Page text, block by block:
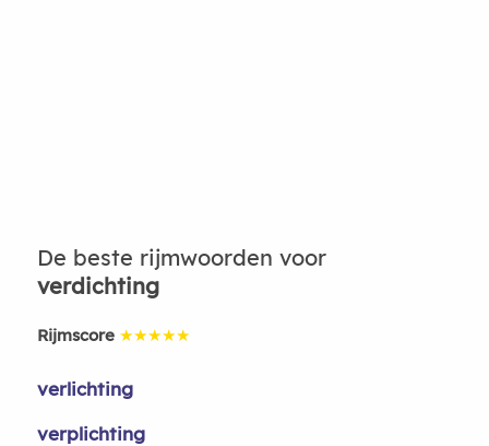
De beste rijmwoorden voor
verdichting
Rijmscore ★★★★★
verlichting
verplichting